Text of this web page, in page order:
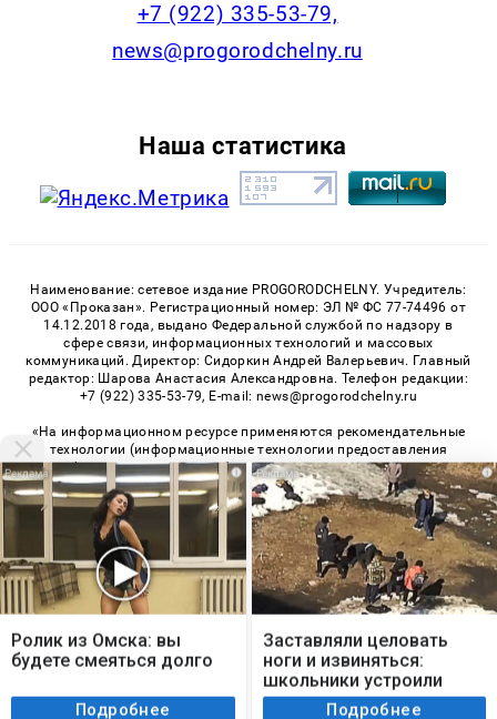
+7 (922) 335-53-79,
news@progorodchelny.ru
Наша статистика
Наименование: сетевое издание PROGORODCHELNY. Учредитель:
ООО «Проказан». Регистрационный номер: ЭЛ № ФС 77-74496 от
14.12.2018 года, выдано Федеральной службой по надзору в
сфере связи, информационных технологий и массовых
коммуникаций. Директор: Сидоркин Андрей Валерьевич. Главный
редактор: Шарова Анастасия Александровна. Телефон редакции:
+7 (922) 335-53-79, E-mail: news@progorodchelny.ru
«На информационном ресурсе применяются рекомендательные
технологии (информационные технологии предоставления
информации на основе сбора, систематизации и анализа
сведений, относящихся к предпочтениям пользователей сети
«Интернет», находящихся на территории Российской
Федерации)». Правила применения рекомендательных
технологий в виджетах рекламно-обменной сети«СМИ2» (PDF),
«Sparrow» (PDF)
© 2026 «PROGorodChelny» | Все права защищены
Возрастная категория сайта 16+
Политика конфиденциальности
Мы используем cookie. Во время посещения сайта
вы соглашаетесь с тем, что мы обрабатываем
ваши персональные данные с использованием
метрик Яндекс Метрика, top.mail.ru, LiveInternet.
Я согласен
i
Ролик из Омска: вы
будете смеяться долго
Подробнее
i
Заставляли целовать
ноги и извиняться:
школьники устроили
жесткую дедовщину
Подробнее